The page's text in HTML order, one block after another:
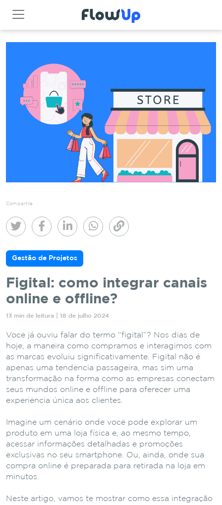
Compartile
Gestão de Projetos
Figital: como integrar canais
online e offline?
13 min de leitura | 18 de julho 2024
Você já ouviu falar do termo “figital”? Nos dias de
hoje, a maneira como compramos e interagimos com
as marcas evoluiu significativamente. Figital não é
apenas uma tendência passageira, mas sim uma
transformação na forma como as empresas conectam
seus mundos online e offline para oferecer uma
experiência única aos clientes.
Imagine um cenário onde você pode explorar um
produto em uma loja física e, ao mesmo tempo,
acessar informações detalhadas e promoções
exclusivas no seu smartphone. Ou, ainda, onde sua
compra online é preparada para retirada na loja em
minutos.
Neste artigo, vamos te mostrar como essa integração